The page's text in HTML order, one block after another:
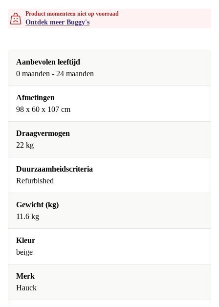
Product momenteen niet op voorraad
Ontdek meer Buggy's
Aanbevolen leeftijd
0 maanden - 24 maanden
Afmetingen
98 x 60 x 107 cm
Draagvermogen
22 kg
Duurzaamheidscriteria
Refurbished
Gewicht (kg)
11.6 kg
Kleur
beige
Merk
Hauck